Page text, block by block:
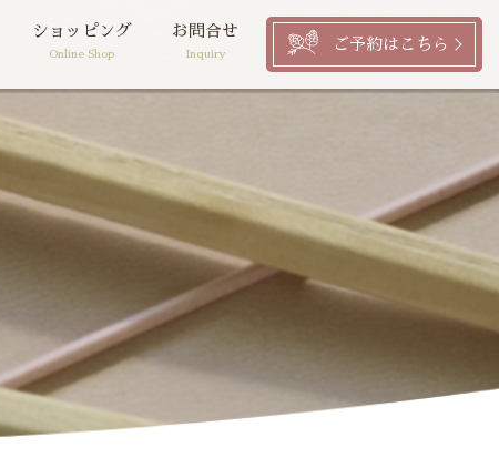
ショッピング
Online Shop
お問合せ
Inquiry
ご予約はこちら